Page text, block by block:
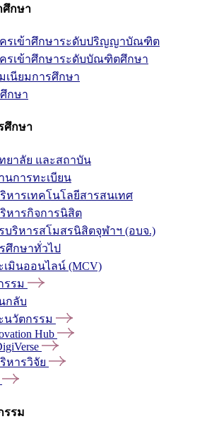
ศึกษา
รเข้าศึกษาระดับปริญญาบัณฑิต
รเข้าศึกษาระดับบัณฑิตศึกษา
เนียมการศึกษา
กษา
ศึกษา
ยาลัย และสถาบัน
นการทะเบียน
หารเทคโนโลยีสารสนเทศ
หารกิจการนิสิต
บริหารสโมสรนิสิตจุฬาฯ (อบจ.)
ศึกษาทั่วไป
เมินออนไลน์ (MCV)
รรม
กลับ
นวัตกรรม
Hub
หารวิจัย
รรม